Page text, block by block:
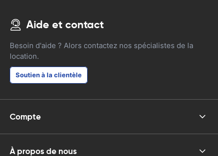
Aide et contact
Besoin d'aide ? Alors contactez nos spécialistes de la
location.
Soutien à la clientèle
Compte
À propos de nous